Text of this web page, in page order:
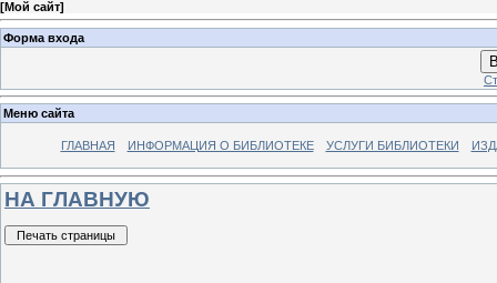
[Мой сайт]
Форма входа
Меню сайта
ГЛАВНАЯ ИНФОРМАЦИЯ О БИБЛИОТЕКЕ УСЛУГИ БИБЛИОТЕКИ
НА ГЛАВНУЮ